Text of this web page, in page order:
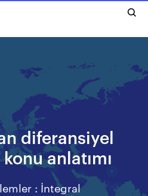
diferansiyel
anlatımı
: İntegral